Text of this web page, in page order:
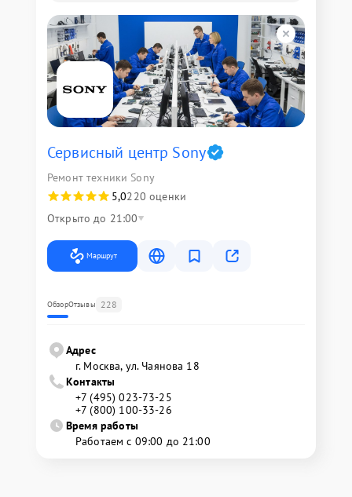
Сервисный центр Sony
Ремонт техники Sony
5,0220 оценки
Открыто до 21:00
Маршрут
ОбзорОтзывы 228
Адрес
г. Москва, ул. Чаянова 18
Контакты
+7 (495) 023-73-25
+7 (800) 100-33-26
Время работы
Работаем с 09:00 до 21:00